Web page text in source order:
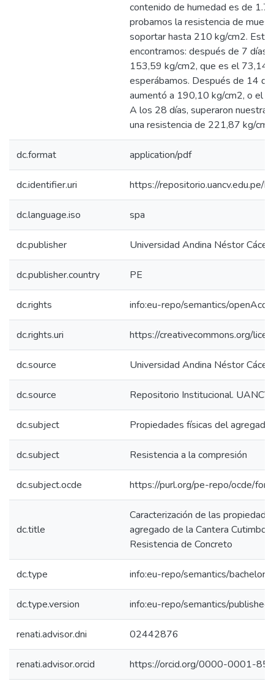
contenido de humedad es de
probamos la resistencia de
soportar hasta 210 kg/cm2. Esto
encontramos: después de 7 días,
153,59 kg/cm2, que es el
esperábamos. Después de 14
aumentó a 190,10 kg/cm2, o el
A los 28 días, superaron
una resistencia de 221,87 kg/
dc.format application/pdf
dc.identifier.uri https://repositorio.uancv.edu.pe/
dc.language.iso spa
dc.publisher Universidad Andina Néstor
dc.publisher.country PE
dc.rights info:eu-repo/semantics/
dc.rights.uri https://creativecommons.org/
dc.source Universidad Andina Néstor
dc.source Repositorio Institucional. UANCV
dc.subject Propiedades físicas del agregado
dc.subject Resistencia a la compresión
dc.subject.ocde https://purl.org/pe-repo/ocde/
dc.title
Caracterización de las
agregado de la Cantera Cutimbo
Resistencia de Concreto
dc.type info:eu-repo/semantics/
dc.type.version info:eu-repo/semantics/
renati.advisor.dni 02442876
renati.advisor.orcid https://orcid.org/0000-0001-